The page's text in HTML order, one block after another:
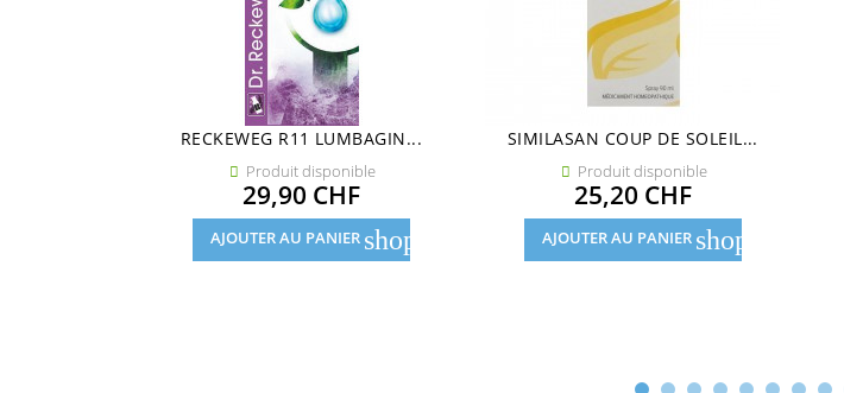
RECKEWEG R11 LUMBAGIN...
 Produit disponible
Prix
29,90 CHF
AJOUTER AU PANIER shopping_cart
SIMILASAN COUP DE SOLEIL...
 Produit disponible
Prix
25,20 CHF
AJOUTER AU PANIER shopping_cart